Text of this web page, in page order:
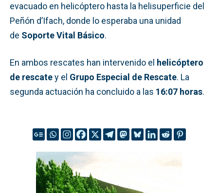
evacuado en helicóptero hasta la helisuperficie del
Peñón d’Ifach, donde lo esperaba una unidad
de Soporte Vital Básico.
En ambos rescates han intervenido el helicóptero
de rescatey el Grupo Especial de Rescate. La
segunda actuación ha concluido a las 16:07 horas.